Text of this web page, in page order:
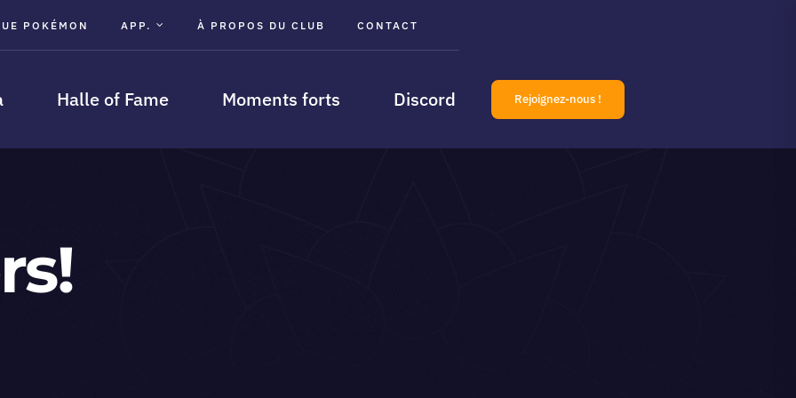
POKÉMON APP. À PROPOS DU CLUB CONTACT
Halle of Fame Moments forts Discord Rejoignez-nous !